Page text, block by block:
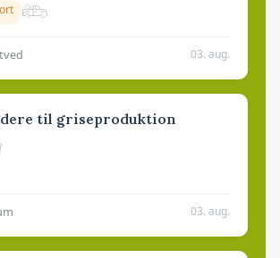
03. aug.
til griseproduktion
03. aug.